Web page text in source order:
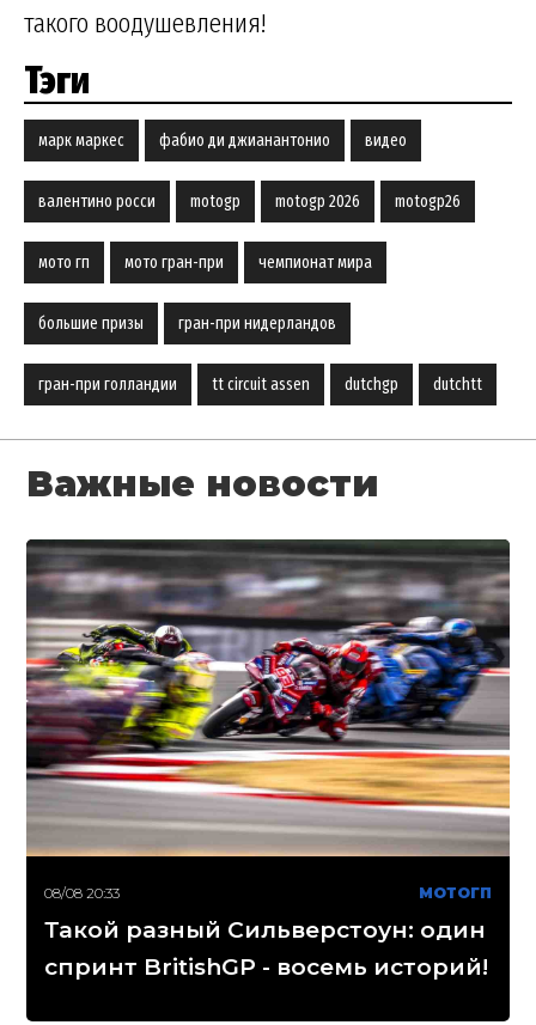
такого воодушевления!
Тэги
марк маркес фабио ди джианантонио видео
валентино росси motogp motogp 2026 motogp26
мото гп мото гран-при чемпионат мира
большие призы гран-при нидерландов
гран-при голландии tt circuit assen dutchgp dutchtt
Важные новости
08/08 20:33 МОТОГП
Такой разный Сильверстоун: один
спринт BritishGP - восемь историй!